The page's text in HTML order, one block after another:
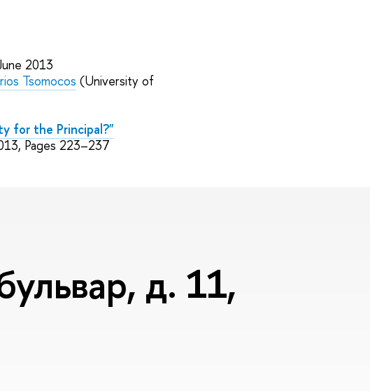
2013
Tsomocos (University of
for the Principal?"
Pages 223–237
д. 11,